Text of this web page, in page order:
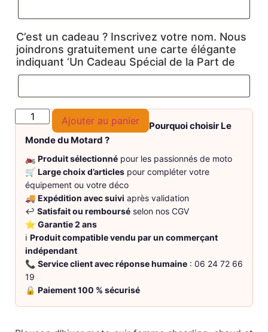
C’est un cadeau ? Inscrivez votre nom. Nous
joindrons gratuitement une carte élégante
indiquant ‘Un Cadeau Spécial de la Part de
Ajouter au panier
Pourquoi choisir Le
Monde du Motard ?
🏍️ Produit sélectionné pour les passionnés de moto
🛒 Large choix d’articles pour compléter votre
équipement ou votre déco
🚚 Expédition avec suivi après validation
↩️ Satisfait ou remboursé selon nos CGV
⭐ Garantie 2 ans
ℹ️ Produit compatible vendu par un commerçant
indépendant
📞 Service client avec réponse humaine : 06 24 72 66
19
🔒 Paiement 100 % sécurisé